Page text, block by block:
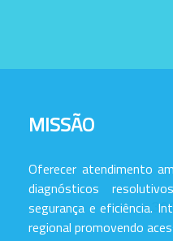
MISSÃO
Oferecer atendimento
diagnósticos
segurança e eficiência.
regional promovendo